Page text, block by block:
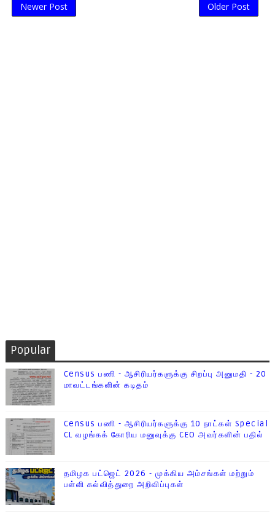
Newer Post Older Post
Popular
Census பணி - ஆசிரியர்களுக்கு சிறப்பு அனுமதி - 20
மாவட்டங்களின் கடிதம்
Census பணி - ஆசிரியர்களுக்கு 10 நாட்கள் Special
CL வழங்கக் கோரிய மனுவுக்கு CEO அவர்களின் பதில்
தமிழக பட்ஜெட் 2026 - முக்கிய அம்சங்கள் மற்றும்
பள்ளி கல்வித்துறை அறிவிப்புகள்